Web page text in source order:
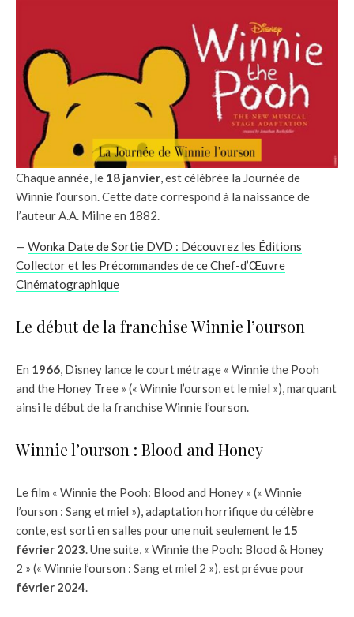
Chaque année, le 18 janvier , est célébrée la Journée de
Winnie l’ourson. Cette date correspond à la naissance de
l’auteur A.A. Milne en 1882.
— Wonka Date de Sortie DVD : Découvrez les Éditions
Collector et les Précommandes de ce Chef-d’Œuvre
Cinématographique
Le début de la franchise Winnie l’ourson
En 1966 , Disney lance le court métrage « Winnie the Pooh
and the Honey Tree » (« Winnie l’ourson et le miel »), marquant
ainsi le début de la franchise Winnie l’ourson.
Winnie l’ourson : Blood and Honey
Le film « Winnie the Pooh: Blood and Honey » (« Winnie
l’ourson : Sang et miel »), adaptation horrifique du célèbre
conte, est sorti en salles pour une nuit seulement le 15
février 2023 . Une suite, « Winnie the Pooh: Blood & Honey
2 » (« Winnie l’ourson : Sang et miel 2 »), est prévue pour
février 2024